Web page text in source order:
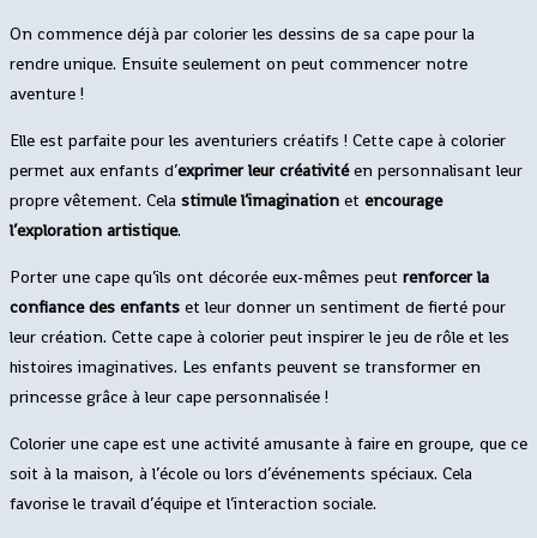
On commence déjà par colorier les dessins de sa cape pour la
rendre unique. Ensuite seulement on peut commencer notre
aventure !
Elle est parfaite pour les aventuriers créatifs ! Cette cape à colorier
permet aux enfants d’exprimer leur créativitéen personnalisant leur
propre vêtement. Cela stimule l’imagination et encourage
l’exploration artistique.
Porter une cape qu’ils ont décorée eux-mêmes peut renforcer la
confiance des enfants et leur donner un sentiment de fierté pour
leur création. Cette cape à colorier peut inspirer le jeu de rôle et les
histoires imaginatives. Les enfants peuvent se transformer en
princesse grâce à leur cape personnalisée !
Colorier une cape est une activité amusante à faire en groupe, que ce
soit à la maison, à l’école ou lors d’événements spéciaux. Cela
favorise le travail d’équipe et l’interaction sociale.